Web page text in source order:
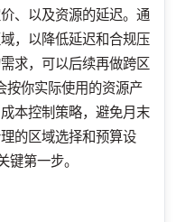
、以及资源的延迟。通
，以降低延迟和合规压
求，可以后续再做跨区
按你实际使用的资源产
本控制策略，避免月末
的区域选择和预算设
键第一步。